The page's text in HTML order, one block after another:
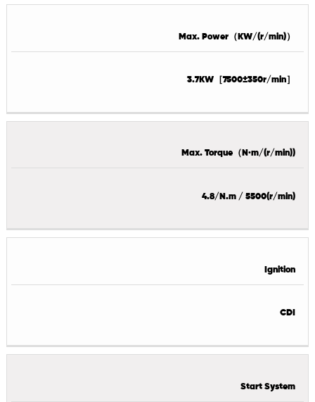
Max. Power（KW/(r/min)）
3.7KW［7500±350r/min］
Max. Torque（N·m/(r/min))
4.8/N.m / 5500(r/min)
Ignition
CDI
Start System